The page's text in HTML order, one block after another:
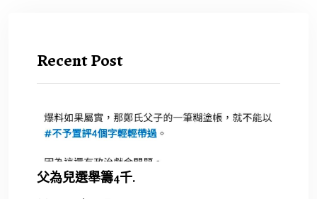
Recent Post
父為兒選舉籌4千.